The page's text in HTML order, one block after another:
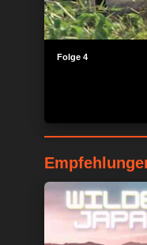
Folge 4